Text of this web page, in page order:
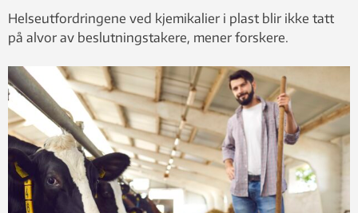
Helseutfordringene ved kjemikalier i plast blir ikke tatt
på alvor av beslutningstakere, mener forskere.